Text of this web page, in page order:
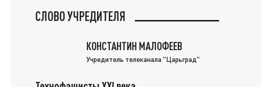
СЛОВО УЧРЕДИТЕЛЯ
КОНСТАНТИН МАЛОФЕЕВ
Учредитель телеканала "Царьград"